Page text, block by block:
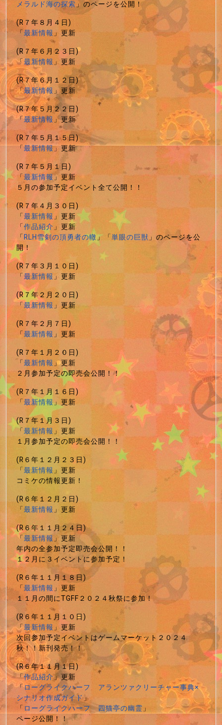
メラルド海の探索」のページを公開！
(R７年８月４日)
「最新情報」更新
(R７年６月２３日)
「最新情報」更新
(R７年６月１２日)
「最新情報」更新
(R７年５月２２日)
「最新情報」更新
(R７年５月１５日)
「最新情報」更新
(R７年５月１日)
「最新情報」更新
５月の参加予定イベント全て公開！！
(R７年４月３０日)
「最新情報」更新
「作品紹介」更新
「RLH雪剣の頂勇者の轍」「単眼の巨獣」のページを公
開！
(R７年３月１０日)
「最新情報」更新
(R７年２月２０日)
「最新情報」更新
(R７年２月７日)
「最新情報」更新
(R７年１月２０日)
「最新情報」更新
２月参加予定の即売会公開！！
(R７年１月１６日)
「最新情報」更新
(R７年１月３日)
「最新情報」更新
１月参加予定の即売会公開！！
(R６年１２月２３日)
「最新情報」更新
コミケの情報更新！
(R６年１２月２日)
「最新情報」更新
(R６年１１月２４日)
「最新情報」更新
年内の全参加予定即売会公開！！
１２月に３イベントに参加予定！
(R６年１１月１８日)
「最新情報」更新
１１月の間にTGFF２０２４秋祭に参加！
(R６年１１月１０日)
「最新情報」更新
次回参加予定イベントはゲームマーケット２０２４
秋！！新刊発売！！
(R６年１１月１日)
「作品紹介」更新
「ローグライクハーフ アランツァクリーチャー事典×
シナリオ作成ガイド」
「ローグライクハーフ 四猫亭の幽霊」
ページ公開！！